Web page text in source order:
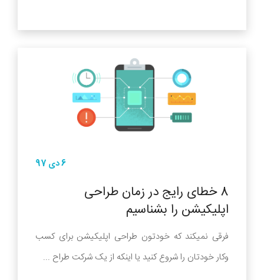
6 دی 97
8 خطای رایج در زمان طراحی
اپلیکیشن را بشناسیم
فرقی نمیکند که خودتون طراحی اپلیکیشن برای کسب
وکار خودتان را شروع کنید یا اینکه از یک شرکت طراح ...